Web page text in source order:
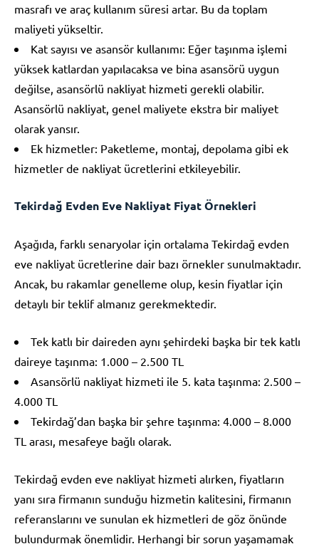
masrafı ve araç kullanım süresi artar. Bu da toplam
maliyeti yükseltir.
Kat sayısı ve asansör kullanımı: Eğer taşınma işlemi
yüksek katlardan yapılacaksa ve bina asansörü uygun
değilse, asansörlü nakliyat hizmeti gerekli olabilir.
Asansörlü nakliyat, genel maliyete ekstra bir maliyet
olarak yansır.
Ek hizmetler: Paketleme, montaj, depolama gibi ek
hizmetler de nakliyat ücretlerini etkileyebilir.
Tekirdağ Evden Eve Nakliyat Fiyat Örnekleri
Aşağıda, farklı senaryolar için ortalama Tekirdağ evden
eve nakliyat ücretlerine dair bazı örnekler sunulmaktadır.
Ancak, bu rakamlar genelleme olup, kesin fiyatlar için
detaylı bir teklif almanız gerekmektedir.
Tek katlı bir daireden aynı şehirdeki başka bir tek katlı
daireye taşınma: 1.000 – 2.500 TL
Asansörlü nakliyat hizmeti ile 5. kata taşınma: 2.500 –
4.000 TL
Tekirdağ’dan başka bir şehre taşınma: 4.000 – 8.000
TL arası, mesafeye bağlı olarak.
Tekirdağ evden eve nakliyat hizmeti alırken, fiyatların
yanı sıra firmanın sunduğu hizmetin kalitesini, firmanın
referanslarını ve sunulan ek hizmetleri de göz önünde
bulundurmak önemlidir. Herhangi bir sorun yaşamamak